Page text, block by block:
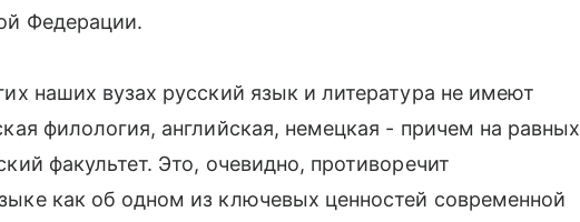
Федерации.
наших вузах русский язык и литература не имеют
филология, английская, немецкая - причем на равных
факультет. Это, очевидно, противоречит
как об одном из ключевых ценностей современной